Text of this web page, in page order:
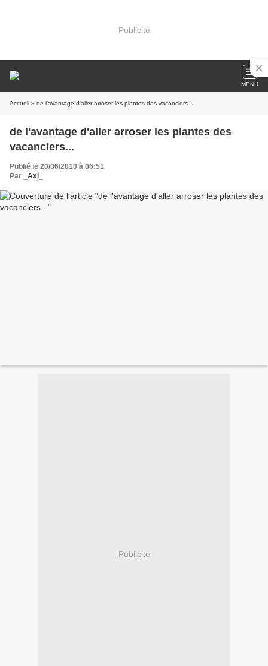
Publicité
MENU
Accueil » de l'avantage d'aller arroser les plantes des vacanciers...
de l'avantage d'aller arroser les plantes des
vacanciers...
Publié le 20/06/2010 à 06:51
Par
_Axl_
Publicité